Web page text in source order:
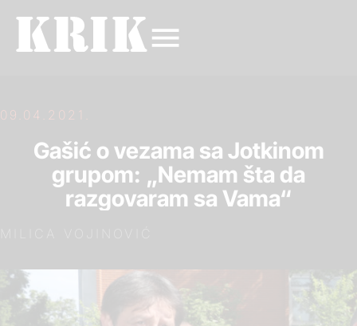
09.04.2021.
Gašić o vezama sa Jotkinom
grupom: „Nemam šta da
razgovaram sa Vama“